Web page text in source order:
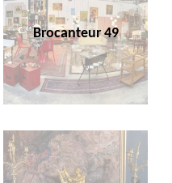
Brocanteur 49